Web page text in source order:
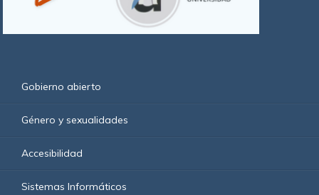
Gobierno abierto
Género y sexualidades
Accesibilidad
Sistemas Informáticos